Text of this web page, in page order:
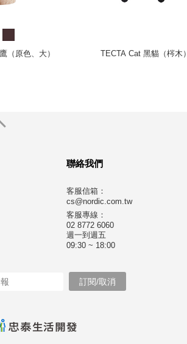
（原色、大） TECTA Cat 黑貓（梣木）
聯絡我們
客服信箱：
cs@nordic.com.tw
客服專線：
02 8772 6060
週一到週五
09:30 ~ 18:00